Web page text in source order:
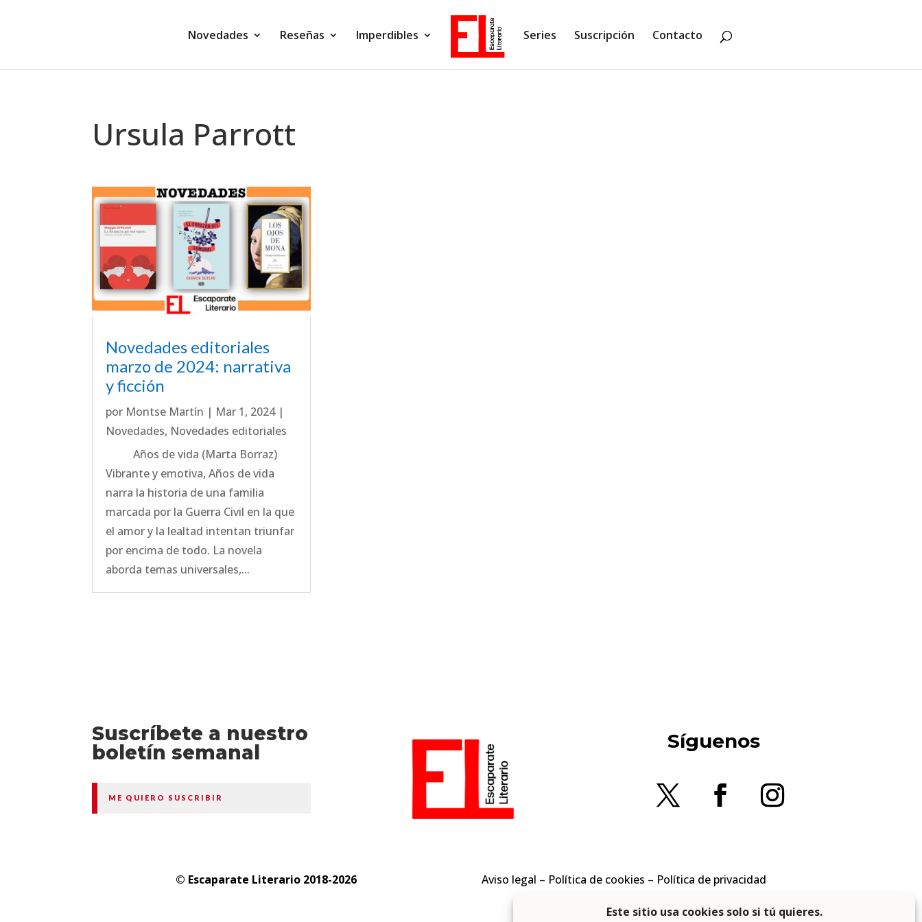
Novedades Reseñas Imperdibles Series Suscripción Contacto
Ursula Parrott
Novedades editoriales
marzo de 2024: narrativa
y ficción
por Montse Martín | Mar 1, 2024|
Novedades, Novedades editoriales
Años de vida (Marta Borraz)
Vibrante y emotiva, Años de vida
narra la historia de una familia
marcada por la Guerra Civil en la que
el amor y la lealtad intentan triunfar
por encima de todo. La novela
aborda temas universales,...
Suscríbete a nuestro
boletín semanal
ME QUIERO SUSCRIBIR
Síguenos
© Escaparate Literario 2018-2026 Aviso legal – Política de cookies – Política de privacidad